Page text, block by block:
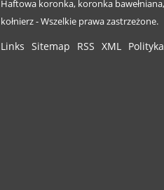
Haftowa koronka, koronka
kołnierz - Wszelkie prawa zastrzeżone.
Links Sitemap RSS XML